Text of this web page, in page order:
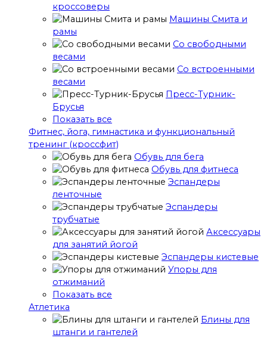
кроссоверы
Машины Смита и
рамы
Со свободными
весами
Со встроенными
весами
Пресс-Турник-
Брусья
Показать все
Фитнес, йога, гимнастика и функциональный
тренинг (кроссфит)
Обувь для бега
Обувь для фитнеса
Эспандеры
ленточные
Эспандеры
трубчатые
Аксессуары
для занятий йогой
Эспандеры кистевые
Упоры для
отжиманий
Показать все
Атлетика
Блины для
штанги и гантелей